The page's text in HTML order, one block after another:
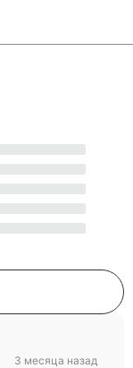
3 месяца назад